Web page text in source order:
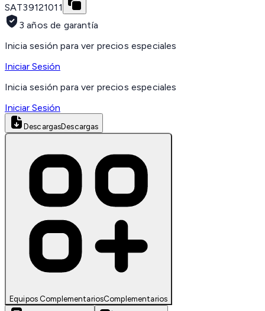
SAT39121011
3 años de garantía
Inicia sesión para ver precios especiales
Iniciar Sesión
Inicia sesión para ver precios especiales
Iniciar Sesión
DescargasDescargas
Equipos ComplementariosComplementarios